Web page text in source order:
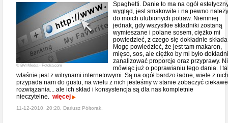
© BVI Media - Fotolia.com
Spaghetti. Danie to ma na ogół
wygląd, jest smakowite i na pewno należy
do moich ulubionych potraw. Niemniej
jednak, gdy wszystkie składniki zostaną
wymieszane i polane sosem, ciężko mi
powiedzieć, z czego się dokładnie
Mogę powiedzieć, że jest tam makaron,
mięso, sos, ale ciężko by mi było
zanalizować proporcje oraz przyprawy.
mówiąc już o poprawianiu tego dania. I
właśnie jest z witrynami internetowymi. Są na ogół bardzo ładne, wiele z nich
przypada nam do gustu, na wielu z nich jesteśmy w stanie zobaczyć ciekawe
rozwiązania... ale ich skład i konsystencja są dla nas kompletnie
nieczytelne. więcej
11-12-2010, 20:28, Dariusz Półtorak,